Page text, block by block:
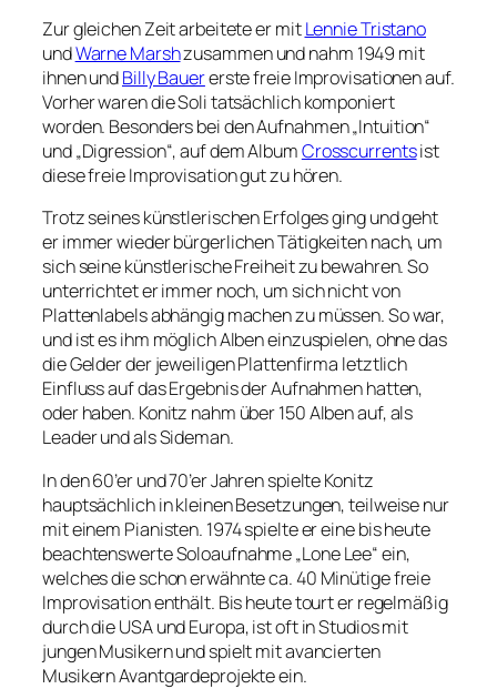
Zur gleichen Zeit arbeitete er mitLennie Tristano
undWarne Marshzusammen und nahm 1949 mit
ihnen undBilly Bauererste freie Improvisationen auf.
Vorher waren die Soli tatsächlich komponiert
worden. Besonders bei den Aufnahmen „Intuition“
und „Digression“, auf dem AlbumCrosscurrentsist
diese freie Improvisation gut zu hören.
Trotz seines künstlerischen Erfolges ging und geht
er immer wieder bürgerlichen Tätigkeiten nach, um
sich seine künstlerische Freiheit zu bewahren. So
unterrichtet er immer noch, um sich nicht von
Plattenlabels abhängig machen zu müssen. So war,
und ist es ihm möglich Alben einzuspielen, ohne das
die Gelder der jeweiligen Plattenfirma letztlich
Einfluss auf das Ergebnis der Aufnahmen hatten,
oder haben. Konitz nahm über 150 Alben auf, als
Leader und als Sideman.
In den 60’er und 70’er Jahren spielte Konitz
hauptsächlich in kleinen Besetzungen, teilweise nur
mit einem Pianisten. 1974 spielte er eine bis heute
beachtenswerte Soloaufnahme „Lone Lee“ ein,
welches die schon erwähnte ca. 40 Minütige freie
Improvisation enthält. Bis heute tourt er regelmäßig
durch die USA und Europa, ist oft in Studios mit
jungen Musikern und spielt mit avancierten
Musikern Avantgardeprojekte ein.